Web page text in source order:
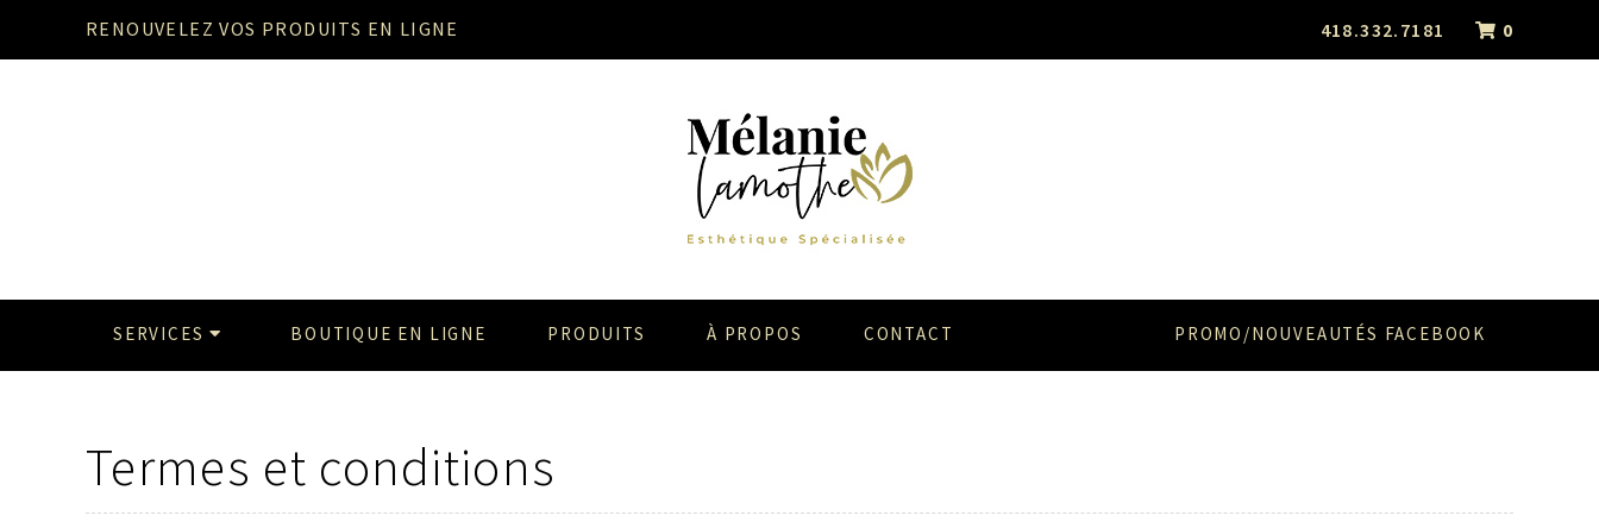
RENOUVELEZ VOS PRODUITS EN LIGNE 418.332.7181 0
SERVICES BOUTIQUE EN LIGNE PRODUITS À PROPOS CONTACT PROMO/NOUVEAUTÉS FACEBOOK
Termes et conditions